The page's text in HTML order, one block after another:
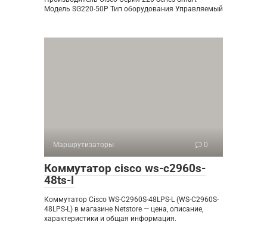
Модель SG220-50P Тип оборудования Управляемый
Маршрутизаторы 0
Коммутатор cisco ws-c2960s-
48ts-l
Коммутатор Cisco WS-C2960S-48LPS-L (WS-C2960S-
48LPS-L) в магазине Netstore — цена, описание,
характеристики и общая информация.